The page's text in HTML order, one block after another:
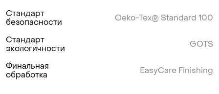
Стандарт
безопасности
Oeko-Tex® Standard 100
Стандарт
экологичности
GOTS
Финальная
обработка
EasyCare Finishing